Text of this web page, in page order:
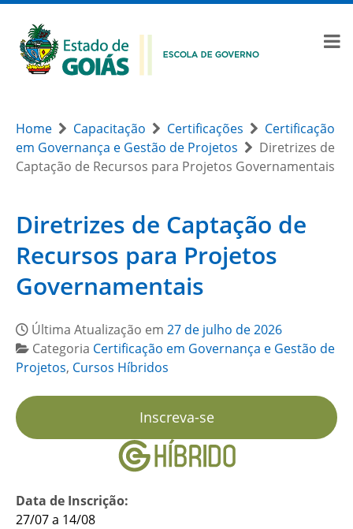
Home Capacitação Certificações
Certificação
em Governança e Gestão de Projetos
Diretrizes de
Captação de Recursos para Projetos Governamentais
Diretrizes de Captação de
Recursos para Projetos
Governamentais
Última Atualização em 27 de julho de 2026
Categoria Certificação em Governança e Gestão de
Projetos, Cursos Híbridos
Inscreva-se
Data de Inscrição:
27/07 a 14/08